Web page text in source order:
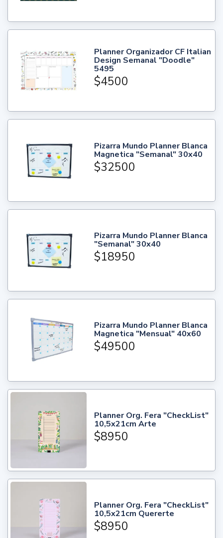
Planner Organizador CF Italian
Design Semanal "Doodle"
5495
$4500
Pizarra Mundo Planner Blanca
Magnetica "Semanal" 30x40
$32500
Pizarra Mundo Planner Blanca
"Semanal" 30x40
$18950
Pizarra Mundo Planner Blanca
Magnetica "Mensual" 40x60
$49500
Planner Org. Fera "CheckList"
10,5x21cm Arte
$8950
Planner Org. Fera "CheckList"
10,5x21cm Quererte
$8950